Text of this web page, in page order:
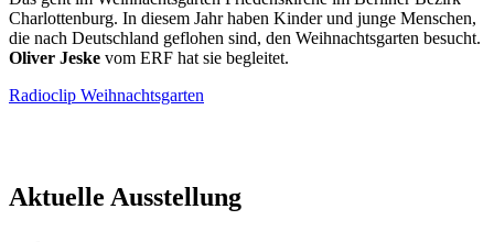
Charlottenburg. In diesem Jahr haben Kinder und junge Menschen,
die nach Deutschland geflohen sind, den Weihnachtsgarten besucht.
Oliver Jeske vom ERF hat sie begleitet.
Radioclip Weihnachtsgarten
Aktuelle Ausstellung